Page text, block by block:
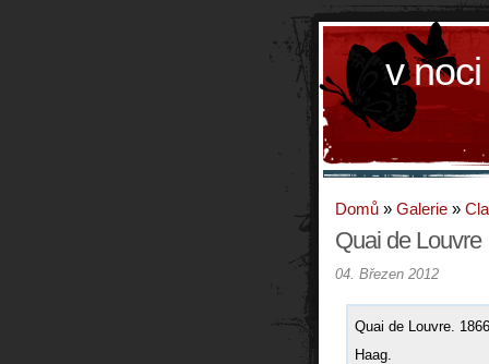
v
Domů » Galerie »
Quai de Louvre
04. Březen 2012
Quai de Louvre.
Haag.